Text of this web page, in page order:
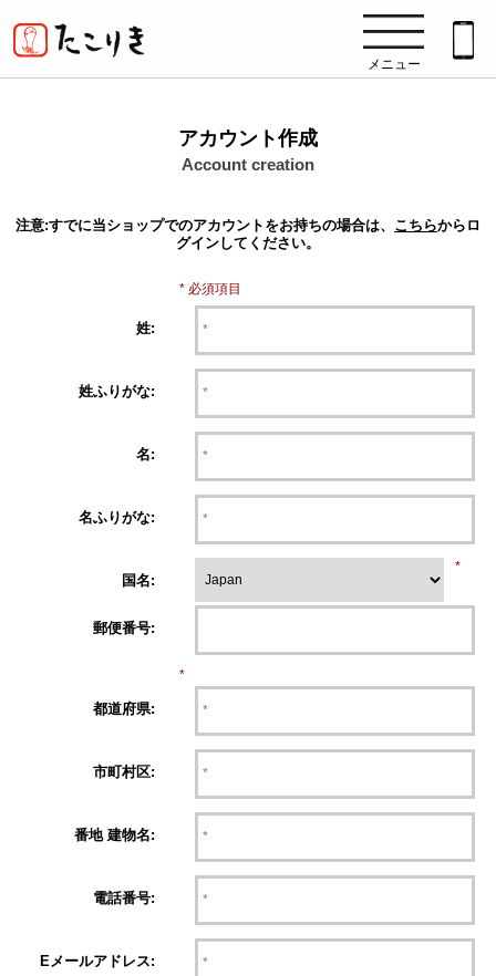
メニュー
アカウント作成
Account creation
注意:すでに当ショップでのアカウントをお持ちの場合は、 こちらからロ
グインしてください。
* 必須項目
姓:
姓ふりがな:
名:
名ふりがな:
国名:
*
郵便番号:
*
都道府県:
市町村区:
番地 建物名:
電話番号:
Eメールアドレス: